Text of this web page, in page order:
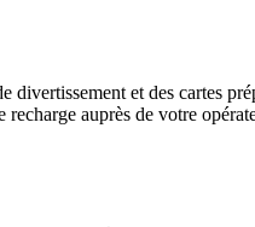
et des cartes
auprès de votre